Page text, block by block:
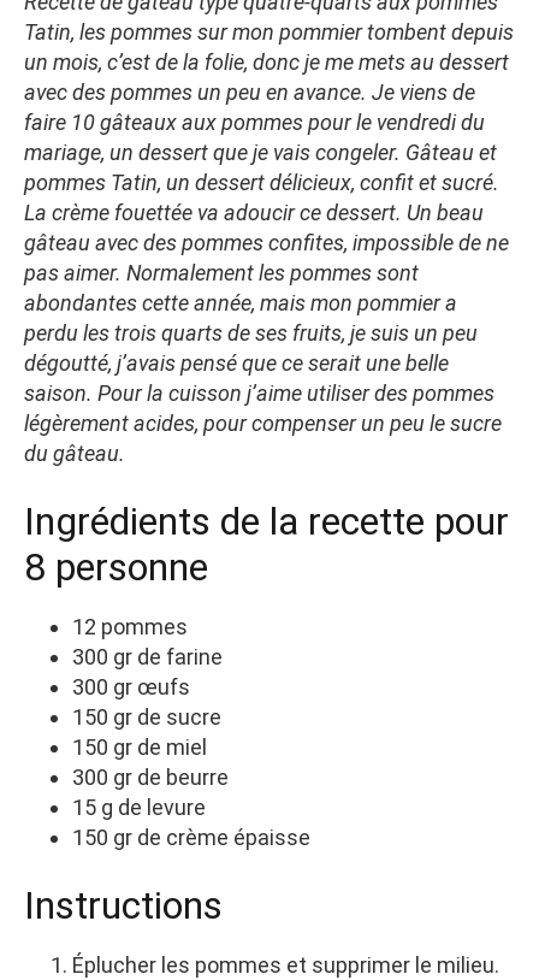
Tatin, les pommes sur mon pommier tombent depuis
un mois, c’est de la folie, donc je me mets au dessert
avec des pommes un peu en avance. Je viens de
faire 10 gâteaux aux pommes pour le vendredi du
mariage, un dessert que je vais congeler. Gâteau et
pommes Tatin, un dessert délicieux, confit et sucré.
La crème fouettée va adoucir ce dessert. Un beau
gâteau avec des pommes confites, impossible de ne
pas aimer. Normalement les pommes sont
abondantes cette année, mais mon pommier a
perdu les trois quarts de ses fruits, je suis un peu
dégoutté, j’avais pensé que ce serait une belle
saison. Pour la cuisson j’aime utiliser des pommes
légèrement acides, pour compenser un peu le sucre
du gâteau.
Ingrédients de la recette pour
8 personne
12 pommes
300 gr de farine
300 gr œufs
150 gr de sucre
150 gr de miel
300 gr de beurre
15 g de levure
150 gr de crème épaisse
Instructions
Éplucher les pommes et supprimer le milieu.